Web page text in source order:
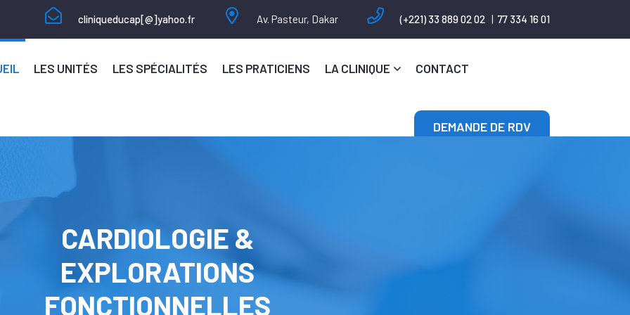
cliniqueducap[@]yahoo.fr Av. Pasteur, Dakar (+221) 33 889 02 02 | 77 334 16 01
LES UNITÉS LES SPÉCIALITÉS LES PRATICIENS LA CLINIQUE CONTACT
DEMANDE DE RDV
CARDIOLOGIE &
EXPLORATIONS
FONCTIONNELLES